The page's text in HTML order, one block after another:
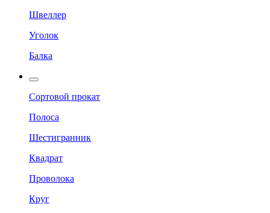
Швеллер
Уголок
Балка
Сортовой прокат
Полоса
Шестигранник
Квадрат
Проволока
Круг